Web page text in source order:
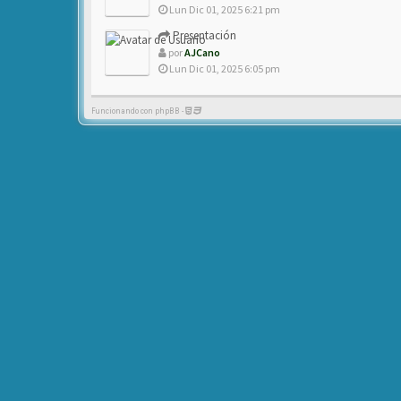
Lun Dic 01, 2025 6:21 pm
Presentación
porAJCano
Lun Dic 01, 2025 6:05 pm
Funcionando con phpBB -